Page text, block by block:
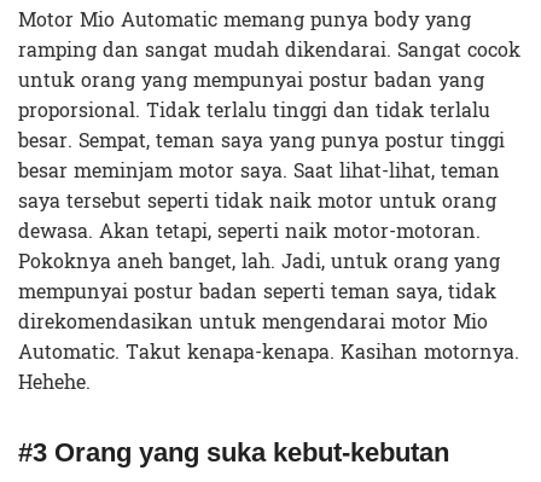
Motor Mio Automatic memang punya body yang
ramping dan sangat mudah dikendarai. Sangat cocok
untuk orang yang mempunyai postur badan yang
proporsional. Tidak terlalu tinggi dan tidak terlalu
besar. Sempat, teman saya yang punya postur tinggi
besar meminjam motor saya. Saat lihat-lihat, teman
saya tersebut seperti tidak naik motor untuk orang
dewasa. Akan tetapi, seperti naik motor-motoran.
Pokoknya aneh banget, lah. Jadi, untuk orang yang
mempunyai postur badan seperti teman saya, tidak
direkomendasikan untuk mengendarai motor Mio
Automatic. Takut kenapa-kenapa. Kasihan motornya.
Hehehe.
#3 Orang yang suka kebut-kebutan